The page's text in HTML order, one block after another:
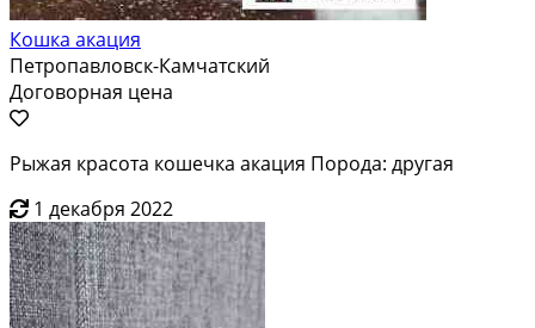
Кошка акация
Петропавловск-Камчатский
Договорная цена
Рыжая красота кошечка акация Порода: другая
1 декабря 2022